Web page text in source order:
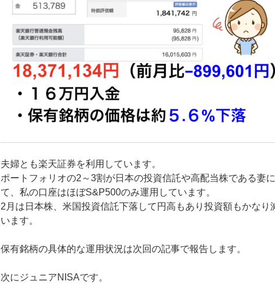
夫婦とも楽天証券を利用しています。
ポートフォリオの2～3割が日本の投資信託や高配当株である妻
て、私の口座はほぼS&P500のみ運用しています。
2月は日本株、米国投資信託下落して円高もあり投資額もかなり
います。
保有銘柄の具体的な運用状況は次回の記事で報告します。
次にジュニアNISAです。